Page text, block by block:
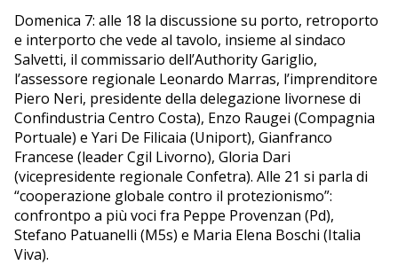
Domenica 7: alle 18 la discussione su porto, retroporto
e interporto che vede al tavolo, insieme al sindaco
Salvetti, il commissario dell’Authority Gariglio,
l’assessore regionale Leonardo Marras, l’imprenditore
Piero Neri, presidente della delegazione livornese di
Confindustria Centro Costa), Enzo Raugei (Compagnia
Portuale) e Yari De Filicaia (Uniport), Gianfranco
Francese (leader Cgil Livorno), Gloria Dari
(vicepresidente regionale Confetra). Alle 21 si parla di
“cooperazione globale contro il protezionismo”:
confrontpo a più voci fra Peppe Provenzan (Pd),
Stefano Patuanelli (M5s) e Maria Elena Boschi (Italia
Viva).